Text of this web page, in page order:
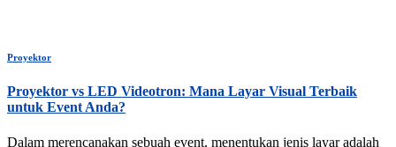
Proyektor
Proyektor vs LED Videotron: Mana Layar Visual Terbaik
untuk Event Anda?
Dalam merencanakan sebuah event, menentukan jenis layar adalah